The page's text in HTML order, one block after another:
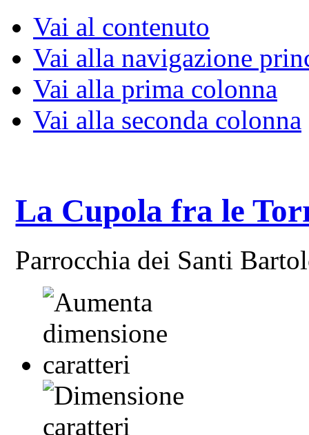
Vai al contenuto
Vai alla navigazione
Vai alla prima colonna
Vai alla seconda colonna
La Cupola fra le
Parrocchia dei Santi